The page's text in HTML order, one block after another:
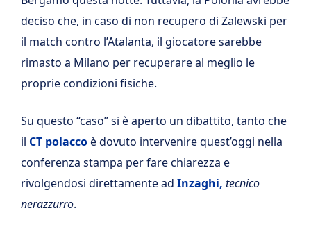
deciso che, in caso di non recupero di Zalewski per
il match contro l’Atalanta, il giocatore sarebbe
rimasto a Milano per recuperare al meglio le
proprie condizioni fisiche.
Su questo “caso” si è aperto un dibattito, tanto che
il CT polaccoè dovuto intervenire quest’oggi nella
conferenza stampa per fare chiarezza e
rivolgendosi direttamente ad Inzaghi, tecnico
nerazzurro.